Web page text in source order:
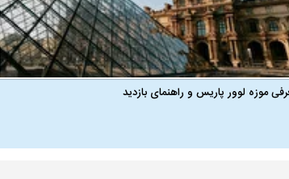
موزه لوور پاریس و راهنمای بازدید